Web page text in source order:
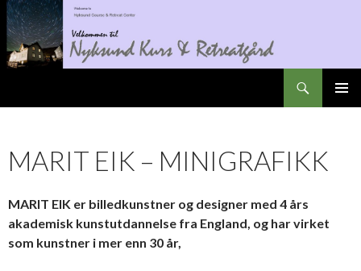
MARIT EIK – MINIGRAFIKK
MARIT EIK er billedkunstner og designer med 4 års
akademisk kunstutdannelse fra England, og har virket
som kunstner i mer enn 30 år,